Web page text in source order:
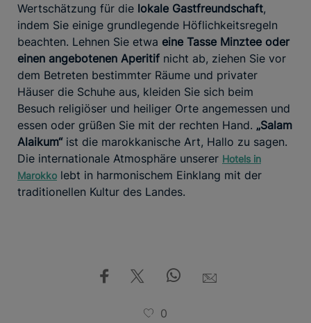
Wertschätzung für die lokale Gastfreundschaft,
indem Sie einige grundlegende Höflichkeitsregeln
beachten. Lehnen Sie etwa eine Tasse Minztee oder
einen angebotenen Aperitif nicht ab, ziehen Sie vor
dem Betreten bestimmter Räume und privater
Häuser die Schuhe aus, kleiden Sie sich beim
Besuch religiöser und heiliger Orte angemessen und
essen oder grüßen Sie mit der rechten Hand. „Salam
Alaikum“ist die marokkanische Art, Hallo zu sagen.
Die internationale Atmosphäre unserer Hotels in
Marokko lebt in harmonischem Einklang mit der
traditionellen Kultur des Landes.
0